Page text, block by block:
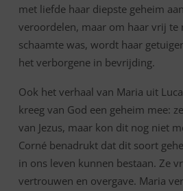
met liefde haar diepste geheim
veroordelen, maar om haar vrij te
schaamte was, wordt haar
het verborgene in bevrijding.
Ook het verhaal van Maria uit
kreeg van God een geheim mee:
van Jezus, maar kon dit nog niet
Corné benadrukt dat dit soort
in ons leven kunnen bestaan. Ze
vertrouwen en overgave. Maria